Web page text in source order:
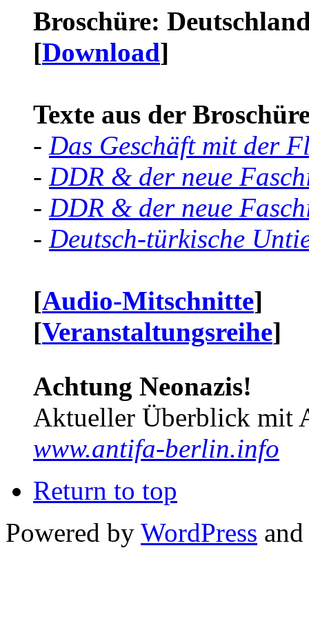
Broschüre:
[Download]
Texte aus der
- Das Geschäft mit der
- DDR & der neue
- DDR & der neue
- Deutsch-türkische
[Audio-Mitschnitte]
[Veranstaltungsreihe]
Achtung Neonazis!
Aktueller Überblick mit
www.antifa-berlin.info
Return to top
Powered by WordPress